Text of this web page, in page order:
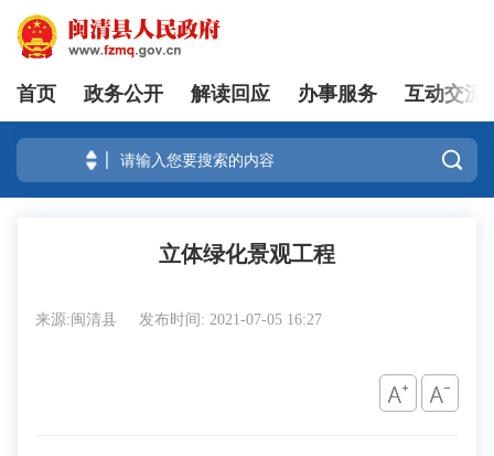
登录
首页 政务公开 解读回应 办事服务 互动交流

立体绿化景观工程
来源:闽清县 发布时间: 2021-07-05 16:27